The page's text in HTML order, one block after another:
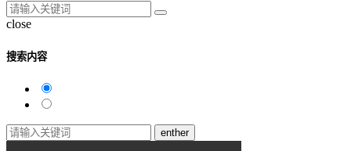
close
搜索内容
enther